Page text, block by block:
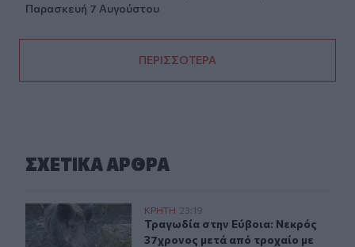
Παρασκευή 7 Αυγούστου
ΠΕΡΙΣΣΟΤΕΡΑ
ΣΧΕΤΙΚA AΡΘΡΑ
Τραγωδία στην Εύβοια: Νεκρός 37χρονος μετά από
ΚΡΗΤΗ 23:19
Τραγωδία στην Εύβοια: Νεκρός
Τραγωδία στην Εύβοια: Νεκρός
37χρονος μετά από τροχαίο με